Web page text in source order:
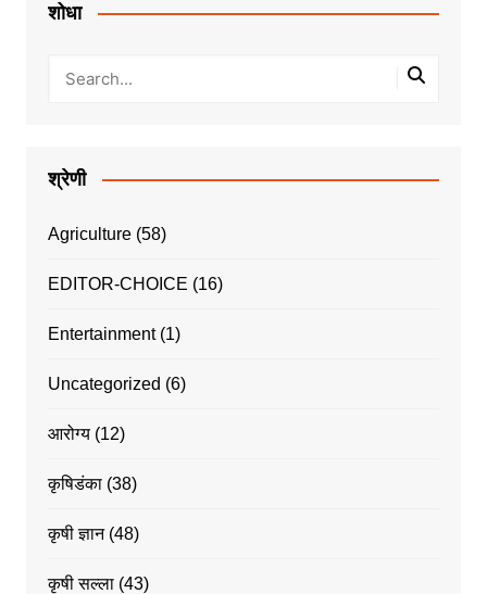
शोधा
श्रेणी
Agriculture(58)
EDITOR-CHOICE (16)
Entertainment(1)
Uncategorized (6)
आरोग्य(12)
कृषिडंका(38)
कृषी ज्ञान(48)
कृषी सल्ला(43)